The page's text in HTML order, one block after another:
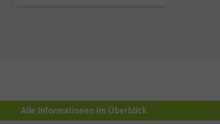
Alle Informationen im Überblick